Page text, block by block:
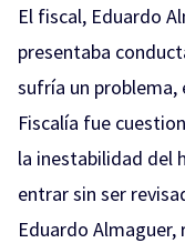
El fiscal, Eduardo
presentaba
sufría un problema,
Fiscalía fue
la inestabilidad del
entrar sin ser
Eduardo